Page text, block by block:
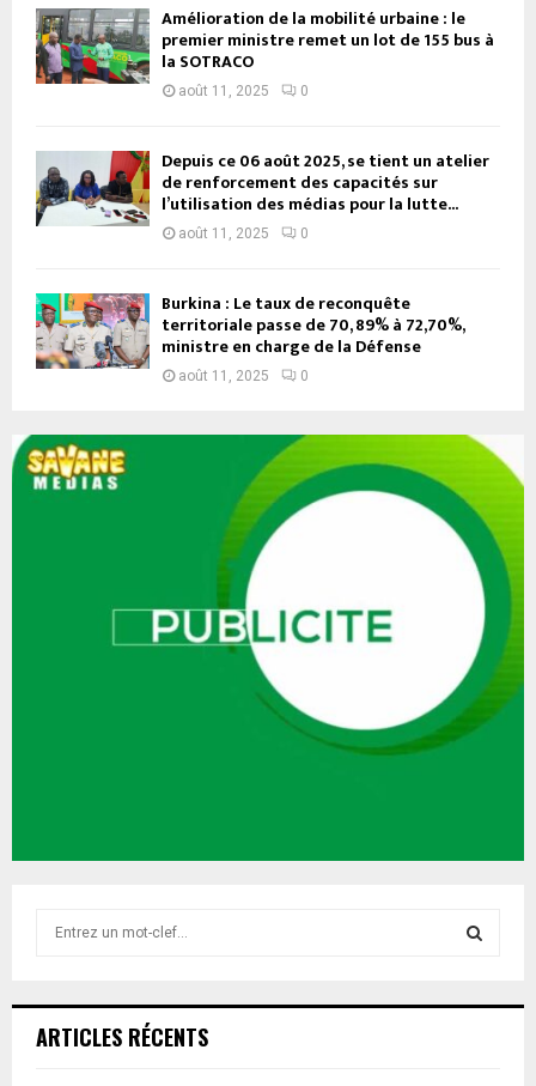
Amélioration de la mobilité urbaine : le
premier ministre remet un lot de 155 bus à
la SOTRACO
août 11, 2025 0
Depuis ce 06 août 2025, se tient un atelier
de renforcement des capacités sur
l’utilisation des médias pour la lutte...
août 11, 2025 0
Burkina : Le taux de reconquête
territoriale passe de 70, 89% à 72,70%,
ministre en charge de la Défense
août 11, 2025 0
h
ARTICLES RÉCENTS